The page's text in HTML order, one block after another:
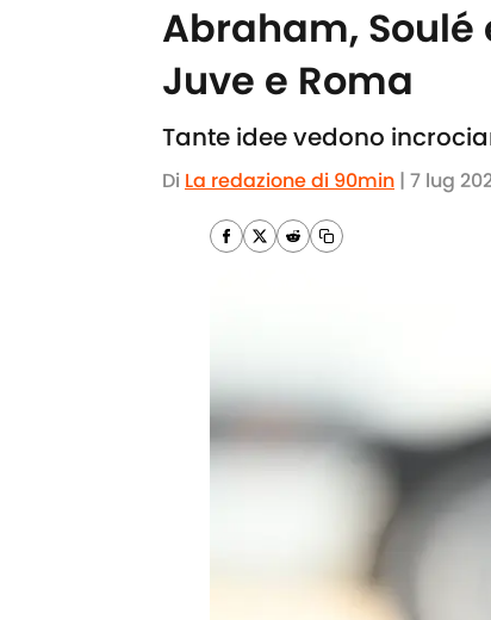
Abraham,
Juve e Roma
Tante idee vedono
Di La redazione di 90min | 7 lug